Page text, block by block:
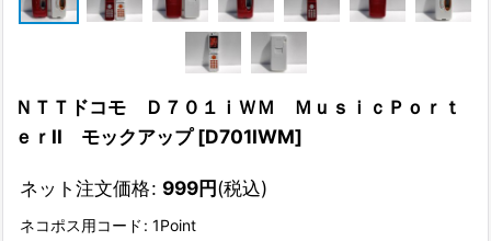
ＮＴＴドコモ Ｄ７０１ｉＷＭ ＭｕｓｉｃＰｏｒｔ
ｅｒII モックアップ [D701IWM]
ネット注文価格: 999円(税込)
ネコポス用コード : 1Point